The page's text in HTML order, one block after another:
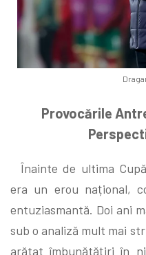
Provocările
Înainte de ultima
era un erou național,
entuziasmantă. Doi ani
sub o analiză mult mai
arătat îmbunătățiri în